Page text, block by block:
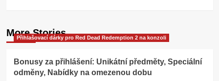
More Stories
Přihlašovací dárky pro Red Dead Redemption 2 na konzoli
Bonusy za přihlášení: Unikátní předměty, Speciální
odměny, Nabídky na omezenou dobu